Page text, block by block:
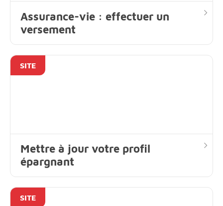
Assurance-vie : effectuer un
versement
SITE
Mettre à jour votre profil
épargnant
SITE